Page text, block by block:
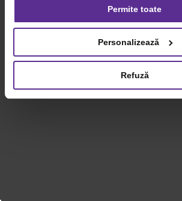
setările dvs. de cookie-uri.
privind utilizarea modulelor cookie.Detalii
Permite toate
Personalizează
Refuză